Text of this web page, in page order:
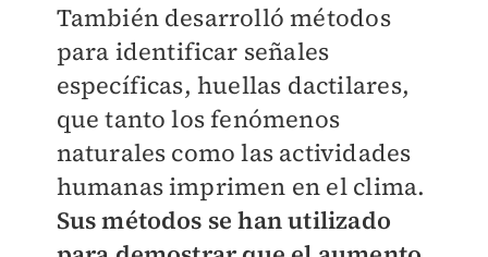
También desarrolló métodos
para identificar señales
específicas, huellas dactilares,
que tanto los fenómenos
naturales como las actividades
humanas imprimen en el clima.
Sus métodos se han utilizado